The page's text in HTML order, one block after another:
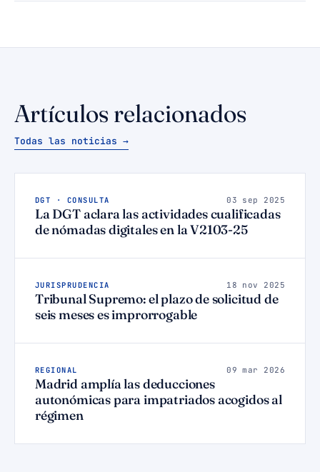
Artículos relacionados
Todas las noticias →
DGT · CONSULTA 03 sep 2025
La DGT aclara las actividades cualificadas
de nómadas digitales en la V2103-25
JURISPRUDENCIA 18 nov 2025
Tribunal Supremo: el plazo de solicitud de
seis meses es improrrogable
REGIONAL 09 mar 2026
Madrid amplía las deducciones
autonómicas para impatriados acogidos al
régimen